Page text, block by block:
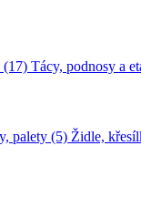
(17) Tácy, podnosy a
palety (5) Židle,